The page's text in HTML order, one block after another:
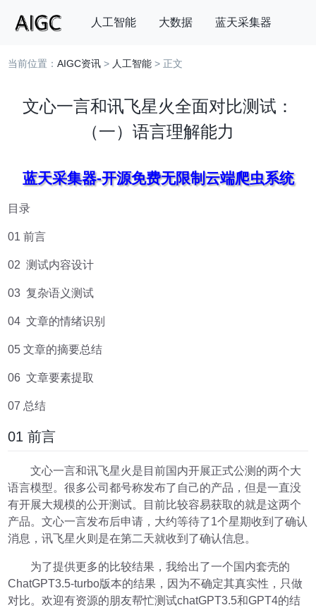
人工智能 大数据 蓝天采集器
搜索
当前位置：AIGC资讯 > 人工智能 > 正文
文心一言和讯飞星火全面对比测试：
（一）语言理解能力
蓝天采集器-开源免费无限制云端爬虫系统
目录
01 前言
02 测试内容设计
03 复杂语义测试
04 文章的情绪识别
05 文章的摘要总结
06 文章要素提取
07 总结
01 前言
文心一言和讯飞星火是目前国内开展正式公测的两个大
语言模型。很多公司都号称发布了自己的产品，但是一直没
有开展大规模的公开测试。目前比较容易获取的就是这两个
产品。文心一言发布后申请，大约等待了1个星期收到了确认
消息，讯飞星火则是在第二天就收到了确认信息。
为了提供更多的比较结果，我给出了一个国内套壳的
ChatGPT3.5-turbo版本的结果，因为不确定其真实性，只做
对比。欢迎有资源的朋友帮忙测试chatGPT3.5和GPT4的结